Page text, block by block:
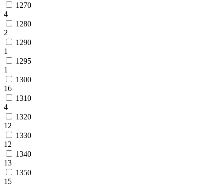
1270
4
1280
2
1290
1
1295
1
1300
16
1310
4
1320
12
1330
12
1340
13
1350
15